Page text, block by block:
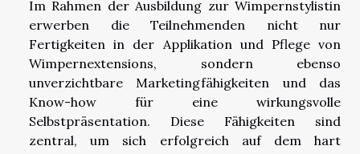
Im Rahmen der Ausbildung zur Wimpernstylistin
erwerben die Teilnehmenden nicht nur
Fertigkeiten in der Applikation und Pflege von
Wimpernextensions, sondern ebenso
unverzichtbare Marketingfähigkeiten und das
Know-how für eine wirkungsvolle
Selbstpräsentation. Diese Fähigkeiten sind
zentral, um sich erfolgreich auf dem hart